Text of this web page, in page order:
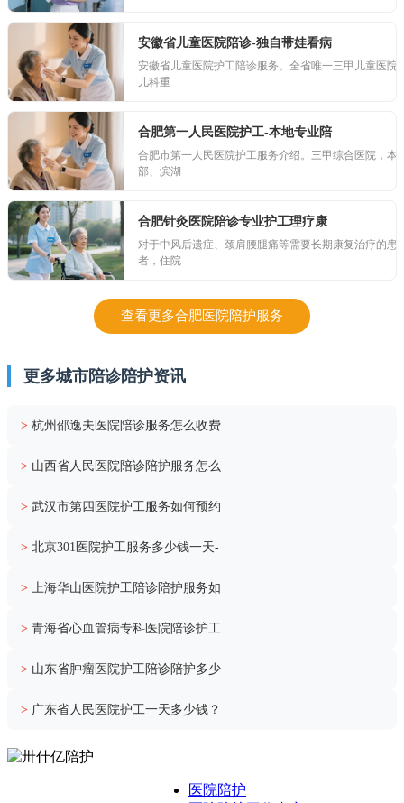
安徽省儿童医院陪诊-独自带娃看病
安徽省儿童医院护工陪诊服务。全省唯一三甲儿童医院
儿科重
合肥第一人民医院护工-本地专业陪
合肥市第一人民医院护工服务介绍。三甲综合医院，本
部、滨湖
合肥针灸医院陪诊专业护工理疗康
对于中风后遗症、颈肩腰腿痛等需要长期康复治疗的患
者，住院
查看更多合肥医院陪护服务
更多城市陪诊陪护资讯
> 杭州邵逸夫医院陪诊服务怎么收费
> 山西省人民医院陪诊陪护服务怎么
> 武汉市第四医院护工服务如何预约
> 北京301医院护工服务多少钱一天-
> 上海华山医院护工陪诊陪护服务如
> 青海省心血管病专科医院陪诊护工
> 山东省肿瘤医院护工陪诊陪护多少
> 广东省人民医院护工一天多少钱？
医院陪护